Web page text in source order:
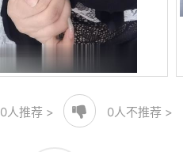
0人推荐 > 0人不推荐 >